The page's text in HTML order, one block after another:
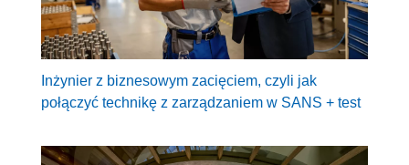
Inżynier z biznesowym zacięciem, czyli jak
połączyć technikę z zarządzaniem w SANS + test